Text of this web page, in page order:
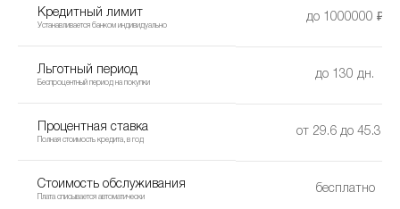
Кредитный лимит
Устанавливается банком индивидуально
до 1000000 ₽
Льготный период
Беспроцентный период на покупки
до 130 дн.
Процентная ставка
Полная стоимость кредита, в год
от 29.6 до 45.3%
Стоимость обслуживания
Плата списывается автоматически
бесплатно